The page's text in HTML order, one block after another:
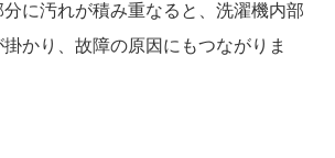
分に汚れが積み重なると、洗濯機内部
かり、故障の原因にもつながりま